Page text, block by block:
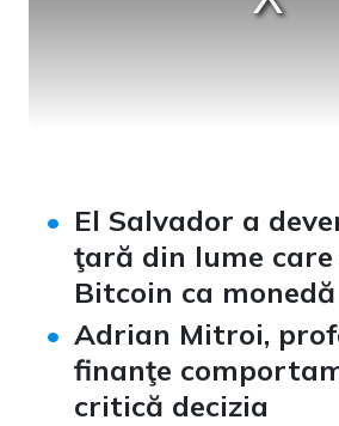
El Salvador a
ţară din lume
Bitcoin ca monedă
Adrian Mitroi,
finanţe
critică decizia